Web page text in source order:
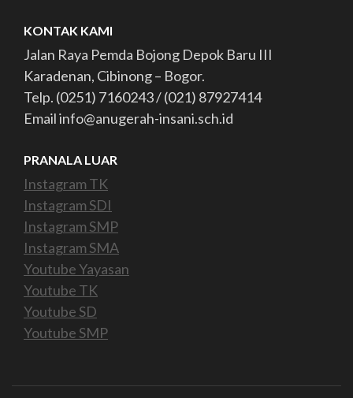
KONTAK KAMI
Jalan Raya Pemda Bojong Depok Baru III
Karadenan, Cibinong – Bogor.
Telp. (0251) 7160243 / (021) 87927414
Email info@anugerah-insani.sch.id
PRANALA LUAR
Instagram TK
Instagram SDI
Instagram SMP
Instagram SMA
Youtube Yayasan
Youtube TK
Youtube SD
Youtube SMP